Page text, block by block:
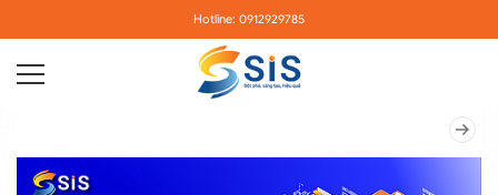
Hotline: 0912929785